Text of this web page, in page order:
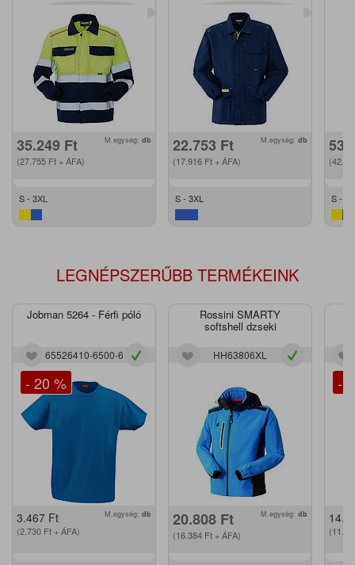
35.249 Ft
(27.755 Ft + ÁFA)
M.egység: db
S - 3XL
22.753 Ft
(17.916 Ft + ÁFA)
M.egység: db
S - 3XL S -
LEGNÉPSZERŰBB TERMÉKEINK
Jobman 5264 - Férfi póló
65526410-6500-6
- 20 %
3.467 Ft
(2.730 Ft + ÁFA)
M.egység: db
Rossini SMARTY
softshell dzseki
HH63806XL
20.808 Ft
(16.384 Ft + ÁFA)
M.egység: db
-